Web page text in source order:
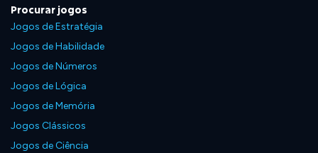
Procurar jogos
Jogos de Estratégia
Jogos de Habilidade
Jogos de Números
Jogos de Lógica
Jogos de Memória
Jogos Clássicos
Jogos de Ciência